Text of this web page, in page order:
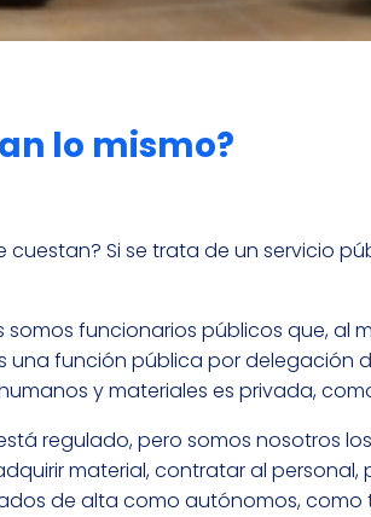
lo mismo?
Si se trata de un servicio
funcionarios públicos que, al
una función pública por delegación
y materiales es privada,
regulado, pero somos nosotros
material, contratar al personal,
de alta como autónomos,